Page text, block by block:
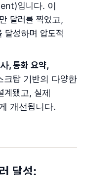
입니다. 이
달러를 찍었고,
성하며 압도적
, 통화 요약,
크탑 기반의 다양한
됐고, 실제
개선됩니다.
달성: